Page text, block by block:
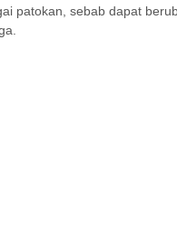
patokan, sebab dapat